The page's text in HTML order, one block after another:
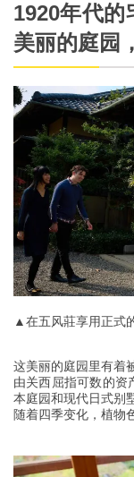
1920年代
美丽的庭园
▲在五风莊享用正式
这美丽的庭园里有着
由关西屈指可数的资
本庭园和现代日式别
随着四季变化，植物